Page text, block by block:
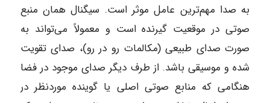
به صدا مهم‌ترین عامل موثر است. سیگنال همان منبع
صوتی در موقعیت گیرنده است و معمولاً می‌تواند به
صورت صدای طبیعی (مکالمات رو در رو)، صدای تقویت
شده و موسیقی باشد. از طرف دیگر صدای موجود در فضا
هنگامی که منابع صوتی اصلی یا گوینده موردنظر در